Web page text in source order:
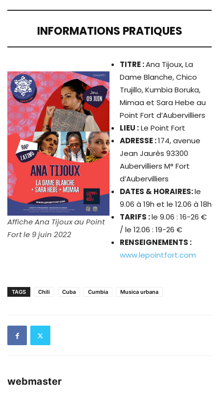
INFORMATIONS PRATIQUES
Affiche Ana Tijoux au Point
Fort le 9 juin 2022
TITRE:Ana Tijoux, La
Dame Blanche, Chico
Trujillo, Kumbia Boruka,
Mimaa et Sara Hebe au
Point Fort d’Aubervilliers
LIEU :Le Point Fort
ADRESSE :174, avenue
Jean Jaurès 93300
Aubervilliers M° Fort
d’Aubervilliers
DATES & HORAIRES:le
9.06 à 19h et le 12.06 à 18h
TARIFS :le 9.06 : 16-26 €
/ le 12.06 : 19-26 €
RENSEIGNEMENTS :
www.lepointfort.com
TAGS Chili Cuba Cumbia Musica urbana
webmaster